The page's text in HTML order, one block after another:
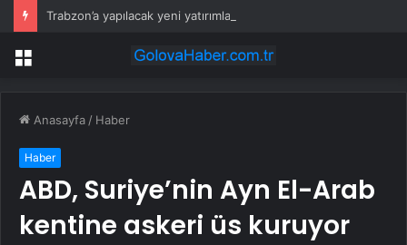
Trabzon’a yapılacak yeni yatırımlar imza altına alındı
Menü
Anasayfa / Haber
Haber
ABD, Suriye’nin Ayn El-Arab
kentine askeri üs kuruyor